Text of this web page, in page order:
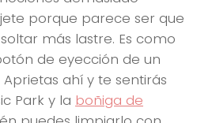
porque parece ser que
más lastre. Es como
de eyección de un
ahí y te sentirás
Park y la boñiga de